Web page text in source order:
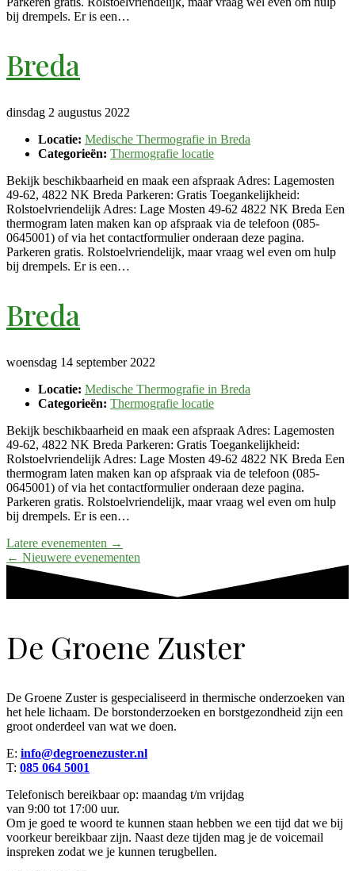
bij drempels. Er is een…
Breda
dinsdag 2 augustus 2022
Locatie: Medische Thermografie in Breda
Categorieën: Thermografie locatie
Bekijk beschikbaarheid en maak een afspraak Adres: Lagemosten
49-62, 4822 NK Breda Parkeren: Gratis Toegankelijkheid:
Rolstoelvriendelijk Adres: Lage Mosten 49-62 4822 NK Breda Een
thermogram laten maken kan op afspraak via de telefoon (085-
0645001) of via het contactformulier onderaan deze pagina.
Parkeren gratis. Rolstoelvriendelijk, maar vraag wel even om hulp
bij drempels. Er is een…
Breda
woensdag 14 september 2022
Locatie: Medische Thermografie in Breda
Categorieën: Thermografie locatie
Bekijk beschikbaarheid en maak een afspraak Adres: Lagemosten
49-62, 4822 NK Breda Parkeren: Gratis Toegankelijkheid:
Rolstoelvriendelijk Adres: Lage Mosten 49-62 4822 NK Breda Een
thermogram laten maken kan op afspraak via de telefoon (085-
0645001) of via het contactformulier onderaan deze pagina.
Parkeren gratis. Rolstoelvriendelijk, maar vraag wel even om hulp
bij drempels. Er is een…
Latere evenementen →
← Nieuwere evenementen
De Groene Zuster
De Groene Zuster is gespecialiseerd in thermische onderzoeken van
het hele lichaam. De borstonderzoeken en borstgezondheid zijn een
groot onderdeel van wat we doen.
E: info@degroenezuster.nl
T: 085 064 5001
Telefonisch bereikbaar op: maandag t/m vrijdag
van 9:00 tot 17:00 uur.
Om je goed te woord te kunnen staan hebben we een tijd dat we bij
voorkeur bereikbaar zijn. Naast deze tijden mag je de voicemail
inspreken zodat we je kunnen terugbellen.